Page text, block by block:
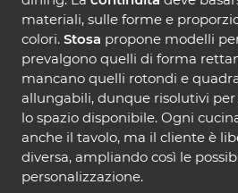
materiali, sulle forme e
colori. Stosa propone modelli
prevalgono quelli di forma
mancano quelli rotondi e
allungabili, dunque risolutivi
lo spazio disponibile. Ogni
anche il tavolo, ma il cliente è
diversa, ampliando così le
personalizzazione.